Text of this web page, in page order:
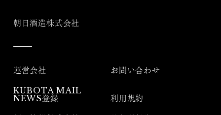
朝日酒造株式会社
運営会社 お問い合わせ
KUBOTA MAIL
NEWS登録
利用規約